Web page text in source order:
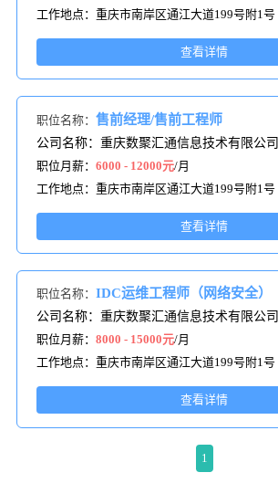
工作地点：重庆市南岸区通江大道199号附1号
查看详情
职位名称： 售前经理/售前工程师
公司名称：重庆数聚汇通信息技术有限公司
职位月薪： 6000 - 12000元/月
工作地点：重庆市南岸区通江大道199号附1号
查看详情
职位名称： IDC运维工程师（网络安全）
公司名称：重庆数聚汇通信息技术有限公司
职位月薪： 8000 - 15000元/月
工作地点：重庆市南岸区通江大道199号附1号
查看详情
1